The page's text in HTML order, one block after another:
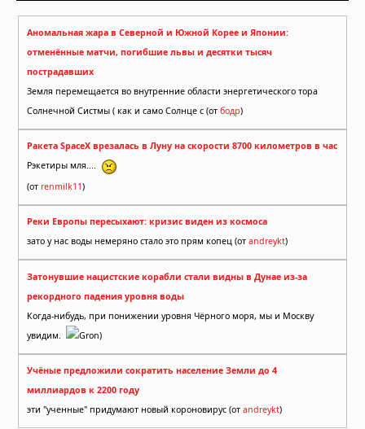
Аномальная жара в Северной и Южной Корее и Японии:
отменённые матчи, погибшие львы и десятки тысяч
пострадавших
Земля перемещается во внутренние области энергетического тора
Солнечной Систмы ( как и само Солнце с (от бодр)
Ракета SpaceX врезалась в Луну на скорости 8700 километров в час
Рэкетиры мля....
(от renmilk11)
Реки Европы пересыхают: кризис виден из космоса
зато у нас воды немеряно стало это прям копец (от andreykt)
Затонувшие нацистские корабли стали видны в Дунае из-за
рекордного падения уровня воды
Когда-нибудь, при понижении уровня Чёрного моря, мы и Москву
увидим.
Gron)
Учёные предложили сократить население Земли до 4
миллиардов к 2200 году
эти "ученные" придумают новый короновирус (от andreykt)